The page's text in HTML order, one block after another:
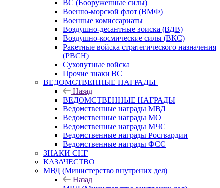
ВС (Вооруженные силы)
Военно-морской флот (ВМФ)
Военные комиссариаты
Воздушно-десантные войска (ВДВ)
Воздушно-космические силы (ВКС)
Ракетные войска стратегического назначения
(РВСН)
Сухопутные войска
Прочие знаки ВС
ВЕДОМСТВЕННЫЕ НАГРАДЫ
Назад
ВЕДОМСТВЕННЫЕ НАГРАДЫ
Ведомственные награды МВД
Ведомственные награды МО
Ведомственные награды МЧС
Ведомственные награды Росгвардии
Ведомственные награды ФСО
ЗНАКИ СНГ
КАЗАЧЕСТВО
МВД (Министерство внутрених дел)
Назад